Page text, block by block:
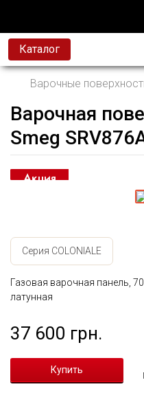
Каталог
Варочные
Варочная
Smeg
Серия COLONIALE
Газовая варочная панель,
латунная
37 600 грн.